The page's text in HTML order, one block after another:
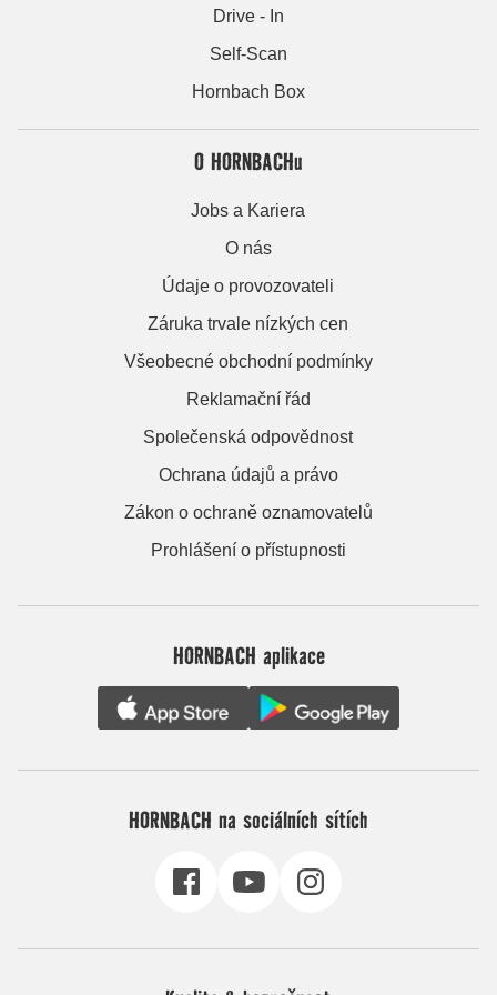
Drive - In
Self-Scan
Hornbach Box
O HORNBACHu
Jobs a Kariera
O nás
Údaje o provozovateli
Záruka trvale nízkých cen
Všeobecné obchodní podmínky
Reklamační řád
Společenská odpovědnost
Ochrana údajů a právo
Zákon o ochraně oznamovatelů
Prohlášení o přístupnosti
HORNBACH aplikace
HORNBACH na sociálních sítích